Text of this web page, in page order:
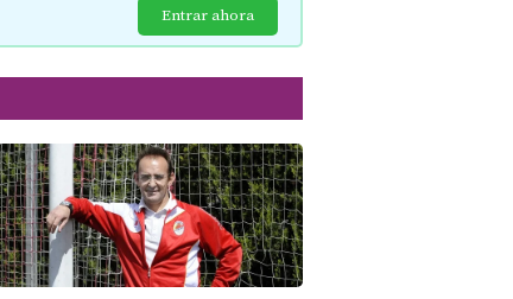
Entrar ahora